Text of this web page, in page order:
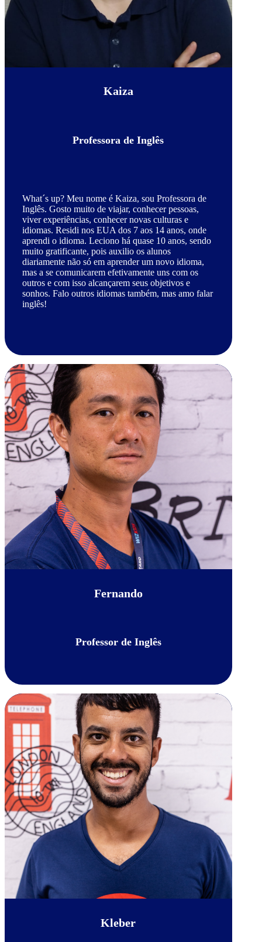
Kaiza
Professora de Inglês
What´s up? Meu nome é Kaiza, sou Professora de
Inglês. Gosto muito de viajar, conhecer pessoas,
viver experiências, conhecer novas culturas e
idiomas. Residi nos EUA dos 7 aos 14 anos, onde
aprendi o idioma. Leciono há quase 10 anos, sendo
muito gratificante, pois auxilio os alunos
diariamente não só em aprender um novo idioma,
mas a se comunicarem efetivamente uns com os
outros e com isso alcançarem seus objetivos e
sonhos. Falo outros idiomas também, mas amo falar
inglês!
Fernando
Professor de Inglês
Kleber